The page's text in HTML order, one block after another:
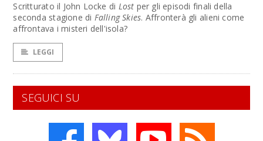
Scritturato il John Locke di Lost per gli episodi finali della
seconda stagione di Falling Skies. Affronterà gli alieni come
affrontava i misteri dell'isola?
LEGGI
SEGUICI SU